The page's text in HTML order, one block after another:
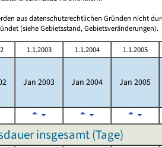
aus datenschutzrechtlichen Gründen nicht
(siehe Gebietsstand, Gebietsveränderungen).
1.1.2003 1.1.2004 1.1.2005
Jan 2003 Jan 2004 Jan 2005
insgesamt (Tage)